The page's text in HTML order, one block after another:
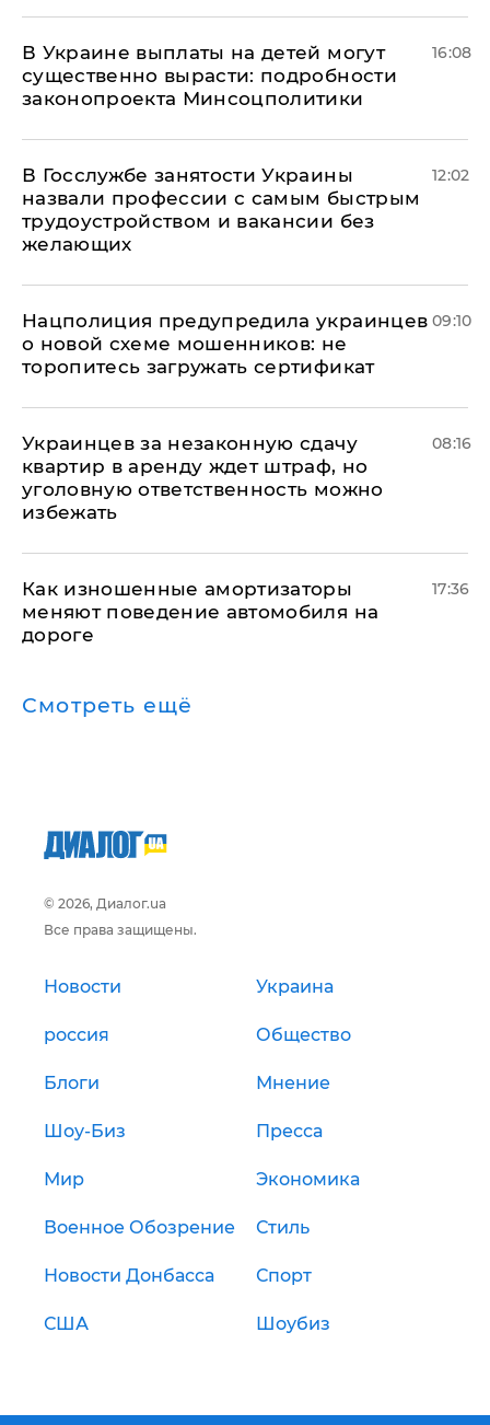
В Украине выплаты на детей могут
существенно вырасти: подробности
законопроекта Минсоцполитики
16:08
В Госслужбе занятости Украины
назвали профессии с самым быстрым
трудоустройством и вакансии без
желающих
12:02
Нацполиция предупредила украинцев
о новой схеме мошенников: не
торопитесь загружать сертификат
09:10
Украинцев за незаконную сдачу
квартир в аренду ждет штраф, но
уголовную ответственность можно
избежать
08:16
Как изношенные амортизаторы
меняют поведение автомобиля на
дороге
17:36
Смотреть ещё
© 2026, Диалог.ua
Все права защищены.
Новости Украина
россия Общество
Блоги Мнение
Шоу-Биз Пресса
Мир Экономика
Военное Обозрение Стиль
Новости Донбасса Спорт
США Шоубиз